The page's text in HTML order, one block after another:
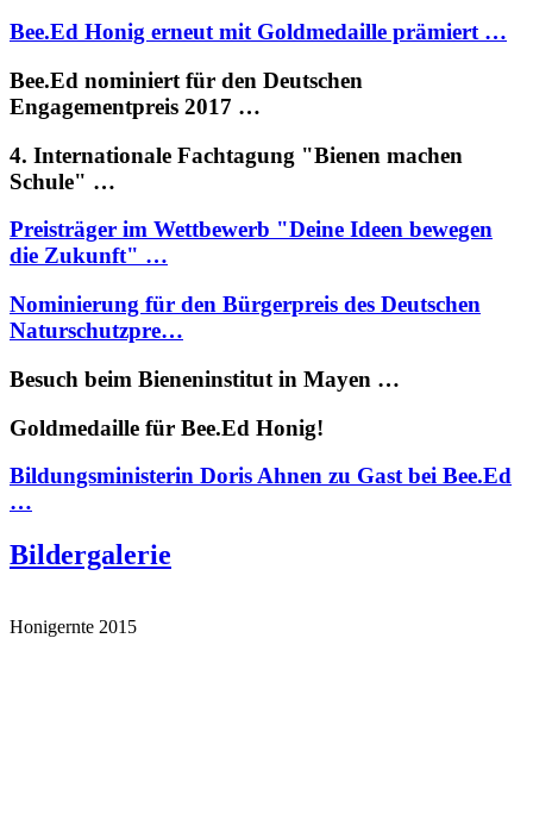
Bee.Ed Honig erneut mit Goldmedaille prämiert …
Bee.Ed nominiert für den Deutschen
Engagementpreis 2017 …
4. Internationale Fachtagung "Bienen machen
Schule" …
Preisträger im Wettbewerb "Deine Ideen bewegen
die Zukunft" …
Nominierung für den Bürgerpreis des Deutschen
Naturschutzpre…
Besuch beim Bieneninstitut in Mayen …
Goldmedaille für Bee.Ed Honig!
Bildungsministerin Doris Ahnen zu Gast bei Bee.Ed
…
Bildergalerie
Honigernte 2015